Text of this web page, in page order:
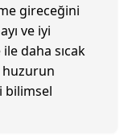
gireceğini
ve iyi
daha sıcak
huzurun
bilimsel